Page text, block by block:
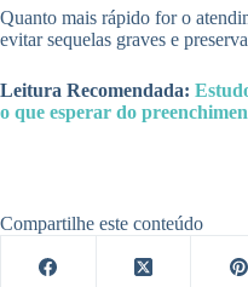
Quanto mais rápido for o
evitar sequelas graves e
Leitura Recomendada:
o que esperar do
Compartilhe este conteúdo